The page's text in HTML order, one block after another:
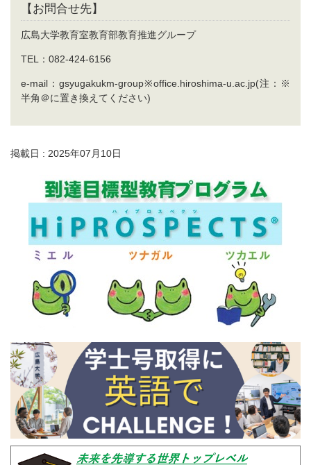
【お問合せ先】
広島大学教育室教育部教育推進グループ
TEL：082-424-6156
e-mail： gsyugakukm-group※office.hiroshima-u.ac.jp(注：※
半角＠に置き換えてください)
掲載日 : 2025年07月10日